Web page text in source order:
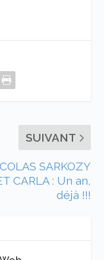
SUIVANT
SARKOZY
CARLA : Un an,
déjà !!!